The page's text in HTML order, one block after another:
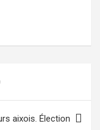
aixois. Élection